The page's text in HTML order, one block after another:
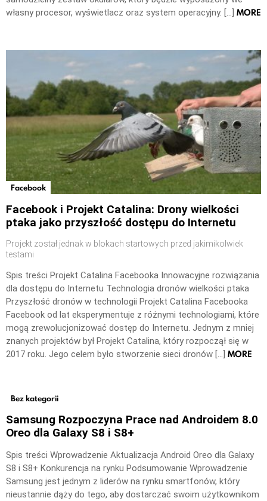
własny procesor, wyświetlacz oraz system operacyjny. […] MORE
Facebook
Facebook i Projekt Catalina: Drony wielkości
ptaka jako przyszłość dostępu do Internetu
Projekt został jednak w blokach startowych przed jakimikolwiek
testami
Spis treści Projekt Catalina Facebooka Innowacyjne rozwiązania
dla dostępu do Internetu Technologia dronów wielkości ptaka
Przyszłość dronów w technologii Projekt Catalina Facebooka
Facebook od lat eksperymentuje z różnymi technologiami, które
mogą zrewolucjonizować dostęp do Internetu. Jednym z mniej
znanych projektów był Projekt Catalina, który rozpoczął się w
2017 roku. Jego celem było stworzenie sieci dronów […] MORE
Bez kategorii
Samsung Rozpoczyna Prace nad Androidem 8.0
Oreo dla Galaxy S8 i S8+
Spis treści Wprowadzenie Aktualizacja Android Oreo dla Galaxy
S8 i S8+ Konkurencja na rynku Podsumowanie Wprowadzenie
Samsung jest jednym z liderów na rynku smartfonów, który
nieustannie dąży do tego, aby dostarczać swoim użytkownikom